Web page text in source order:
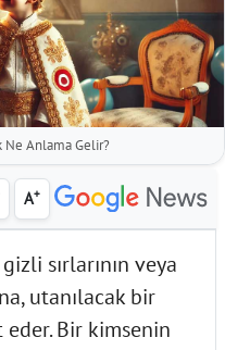
Ne Anlama Gelir?
A+
gizli sırlarının veya
utanılacak bir
Bir kimsenin